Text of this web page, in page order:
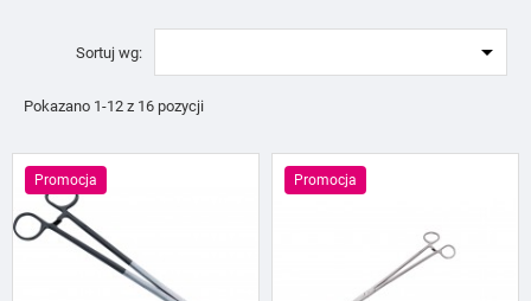
Sortuj wg: 
Pokazano 1-12 z 16 pozycji
Promocja Promocja